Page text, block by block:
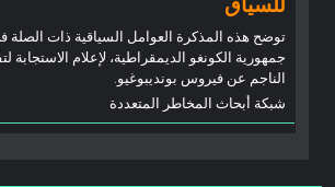
توضح هذه المذكرة العوامل السياقية ذات الصلة
جمهورية الكونغو الديمقراطية، لإعلام الاستجابة
الناجم عن فيروس بونديبوغيو.
شبكة أبحاث المخاطر المتعددة